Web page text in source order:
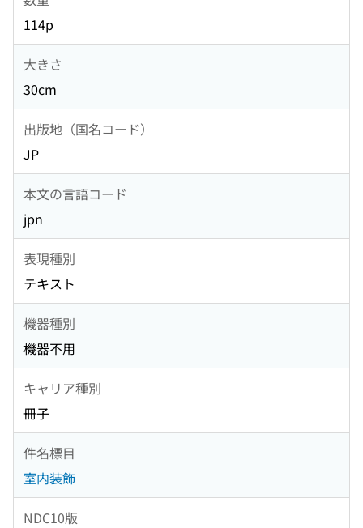
114p
大きさ
30cm
出版地（国名コード）
JP
本文の言語コード
jpn
表現種別
テキスト
機器種別
機器不用
キャリア種別
冊子
件名標目
室内装飾
NDC10版